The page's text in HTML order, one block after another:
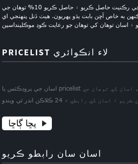
اسان جي نيوز ليٽر جي رڪنيت حاصل ڪريو ۽ حاصل ڪريو 10% توهان جي
به خاص آڇن بابت ٻڌو پهريون. ھيٺ ڏنل پنھنجي اي
PRICELIST لاء انڪوائري
اسان جي پروڊڪٽس يا pricelist جي باري ۾ جاچ لاء، اسان کي توهان جي
پڇا ڳاڇا
اسان سان رابطو ڪريو